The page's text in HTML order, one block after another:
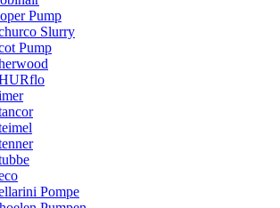
Pump
Slurry
Pump
Pompe